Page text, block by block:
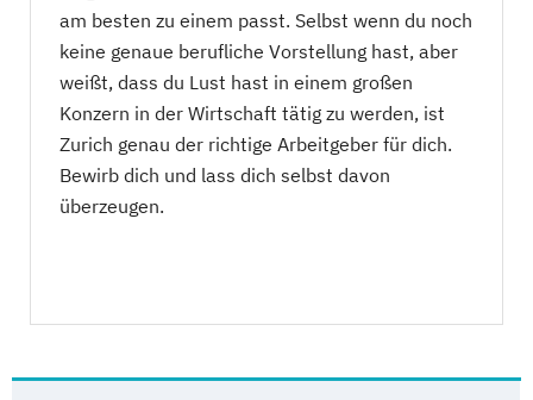
am besten zu einem passt. Selbst wenn du noch
keine genaue berufliche Vorstellung hast, aber
weißt, dass du Lust hast in einem großen
Konzern in der Wirtschaft tätig zu werden, ist
Zurich genau der richtige Arbeitgeber für dich.
Bewirb dich und lass dich selbst davon
überzeugen.